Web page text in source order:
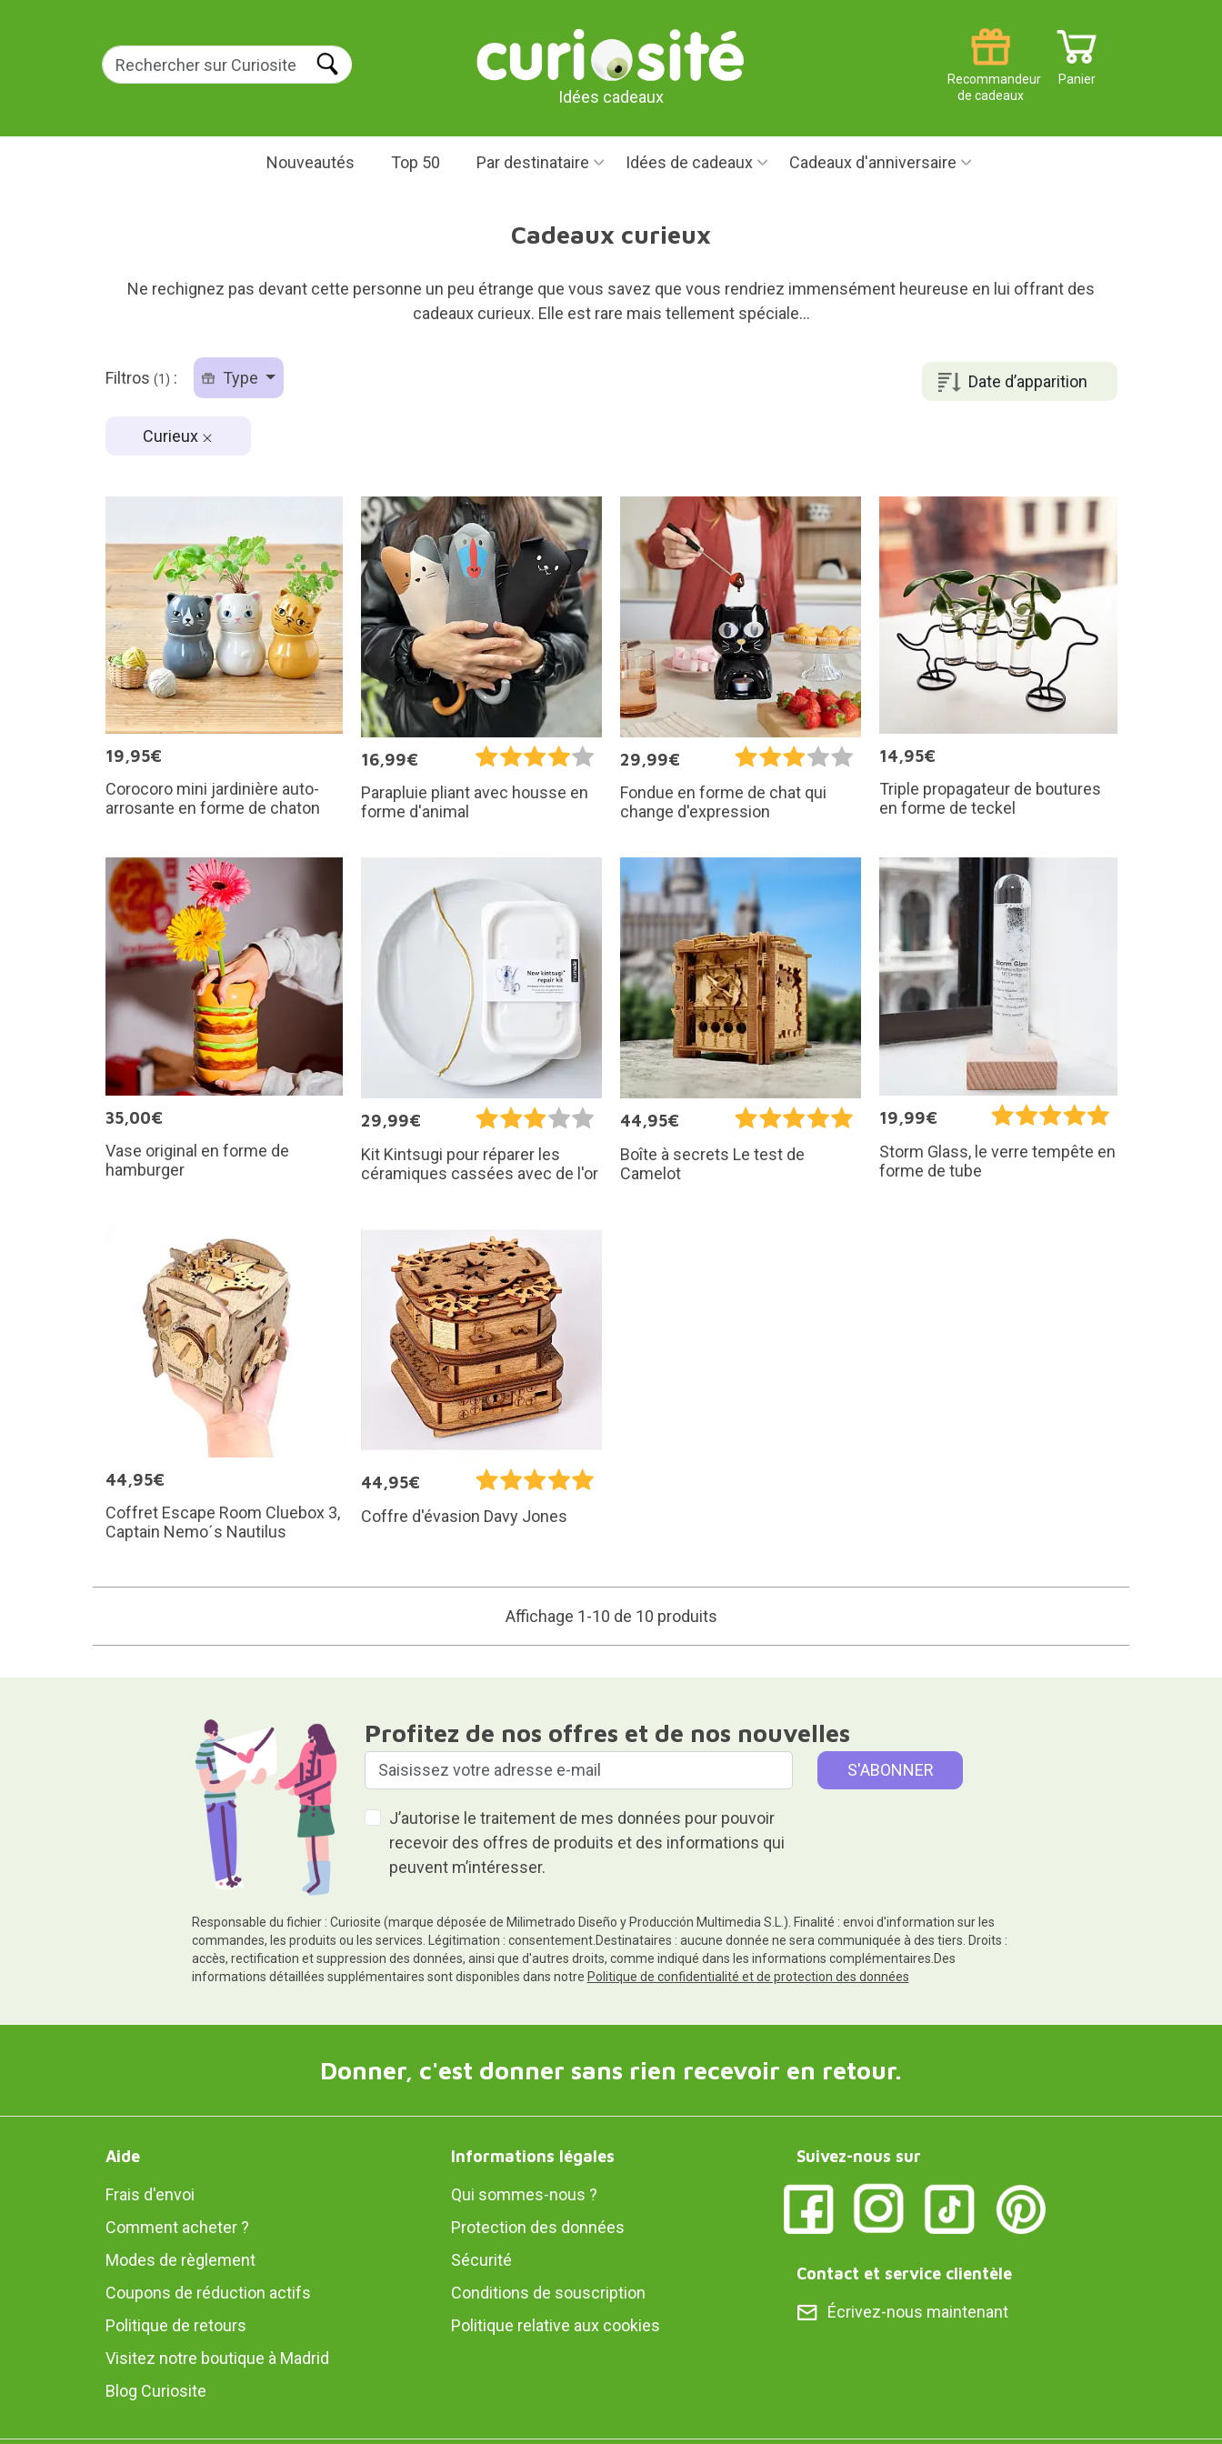
Idées cadeaux
Panier
Recommandeur
de cadeaux
Nouveautés Top 50 Par destinataire Idées de cadeaux Cadeaux d'anniversaire
Cadeaux curieux
Ne rechignez pas devant cette personne un peu étrange que vous savez que vous rendriez immensément heureuse en lui offrant des
cadeaux curieux. Elle est rare mais tellement spéciale...
Date d’apparition
Filtros (1) : Type
Curieux
19,95€
Corocoro mini jardinière auto-
arrosante en forme de chaton
16,99€
Parapluie pliant avec housse en
forme d'animal
29,99€
Fondue en forme de chat qui
change d'expression
14,95€
Triple propagateur de boutures
en forme de teckel
35,00€
Vase original en forme de
hamburger
29,99€
Kit Kintsugi pour réparer les
céramiques cassées avec de l'or
44,95€
Boîte à secrets Le test de
Camelot
19,99€
Storm Glass, le verre tempête en
forme de tube
44,95€
Coffret Escape Room Cluebox 3,
Captain Nemo´s Nautilus
44,95€
Coffre d'évasion Davy Jones
Affichage 1-10 de 10 produits
Profitez de nos offres et de nos nouvelles
J’autorise le traitement de mes données pour pouvoir
recevoir des offres de produits et des informations qui
peuvent m’intéresser.
Responsable du fichier : Curiosite (marque déposée de Milimetrado Diseño y Producción Multimedia S.L.). Finalité : envoi d'information sur les
commandes, les produits ou les services. Légitimation : consentement.Destinataires : aucune donnée ne sera communiquée à des tiers. Droits :
accès, rectification et suppression des données, ainsi que d'autres droits, comme indiqué dans les informations complémentaires.Des
informations détaillées supplémentaires sont disponibles dans notre Politique de confidentialité et de protection des données
Donner, c'est donner sans rien recevoir en retour.
Aide
Frais d'envoi
Comment acheter ?
Modes de règlement
Coupons de réduction actifs
Politique de retours
Visitez notre boutique à Madrid
Blog Curiosite
Informations légales
Qui sommes-nous ?
Protection des données
Sécurité
Conditions de souscription
Politique relative aux cookies
Suivez-nous sur
Contact et service clientèle
Écrivez-nous maintenant